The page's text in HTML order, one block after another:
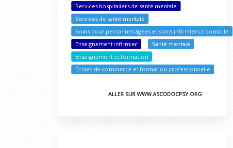
Services hospitaliers de santé mentale
Services de santé mentale
Soins pour personnes âgées et soins infirmiers à domicile
Enseignement infirmier
Santé mentale
Enseignement et formation
Écoles de commerce et formation professionnelle
ALLER SUR WWW.ASCODOCPSY.ORG